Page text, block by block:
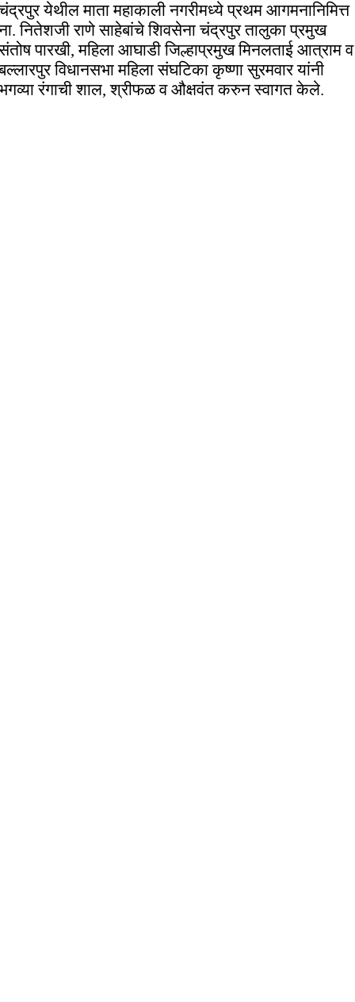
येथील माता महाकाली नगरीमध्ये प्रथम आगमनानिमित्त
नितेशजी राणे साहेबांचे शिवसेना चंद्रपुर तालुका प्रमुख
पारखी, महिला आघाडी जिल्हाप्रमुख मिनलताई आत्राम व
विधानसभा महिला संघटिका कृष्णा सुरमवार यांनी
रंगाची शाल, श्रीफळ व औक्षवंत करुन स्वागत केले.